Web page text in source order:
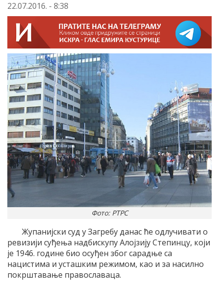
22.07.2016. - 8:38
Фото: РТРС
Жупанијски суд у Загребу данас ће одлучивати о
ревизији суђења надбискупу Алојзију Степинцу, који
је 1946. године био осуђен због сарадње са
нацистима и усташким режимом, као и за насилно
покрштавање православаца.